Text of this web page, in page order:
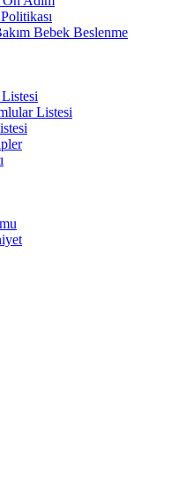
Bebek Beslenme
Listesi